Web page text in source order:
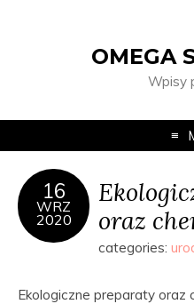
OMEGA
Wpisy
16
WRZ
2020
oraz
categories:
Ekologiczne preparaty oraz